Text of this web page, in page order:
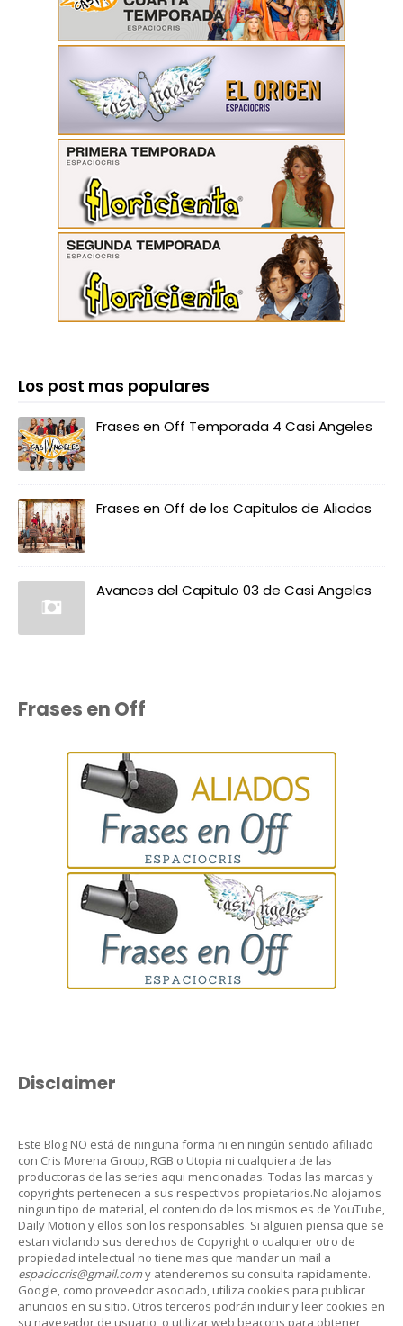
Los post mas populares
Frases en Off Temporada 4 Casi Angeles
Frases en Off de los Capitulos de Aliados
Avances del Capitulo 03 de Casi Angeles
Frases en Off
Disclaimer
Este Blog NO está de ninguna forma ni en ningún sentido afiliado
con Cris Morena Group, RGB o Utopia ni cualquiera de las
productoras de las series aqui mencionadas. Todas las marcas y
copyrights pertenecen a sus respectivos propietarios.No alojamos
ningun tipo de material, el contenido de los mismos es de YouTube,
Daily Motion y ellos son los responsables. Si alguien piensa que se
estan violando sus derechos de Copyright o cualquier otro de
propiedad intelectual no tiene mas que mandar un mail a
espaciocris@gmail.comy atenderemos su consulta rapidamente.
Google, como proveedor asociado, utiliza cookies para publicar
anuncios en su sitio. Otros terceros podrán incluir y leer cookies en
su navegador de usuario, o utilizar web beacons para obtener